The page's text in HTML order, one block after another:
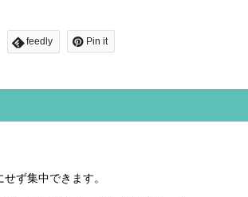
feedly Pin it
ず集中できます。